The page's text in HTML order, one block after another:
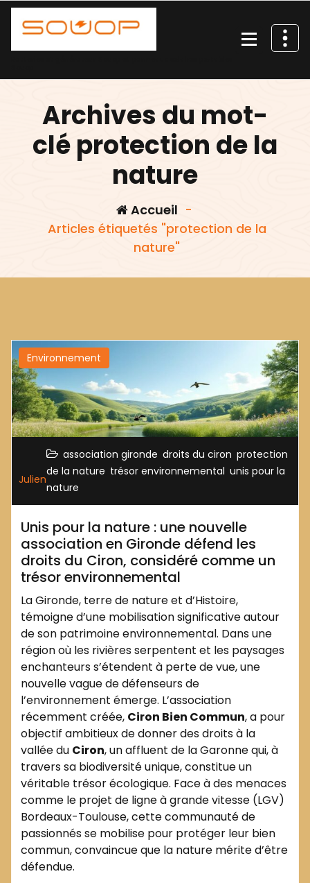
Aller
Archives du mot-
clé protection de la
nature
Accueil -
Articles étiquetés "protection de la
nature"
Environnement
Julien
association gironde droits du ciron protection
de la nature trésor environnemental unis pour la
nature
Unis pour la nature : une nouvelle
association en Gironde défend les
droits du Ciron, considéré comme un
trésor environnemental
La Gironde, terre de nature et d’Histoire,
témoigne d’une mobilisation significative autour
de son patrimoine environnemental. Dans une
région où les rivières serpentent et les paysages
enchanteurs s’étendent à perte de vue, une
nouvelle vague de défenseurs de
l’environnement émerge. L’association
récemment créée, Ciron Bien Commun, a pour
objectif ambitieux de donner des droits à la
vallée du Ciron, un affluent de la Garonne qui, à
travers sa biodiversité unique, constitue un
véritable trésor écologique. Face à des menaces
comme le projet de ligne à grande vitesse (LGV)
Bordeaux-Toulouse, cette communauté de
passionnés se mobilise pour protéger leur bien
commun, convaincue que la nature mérite d’être
défendue.